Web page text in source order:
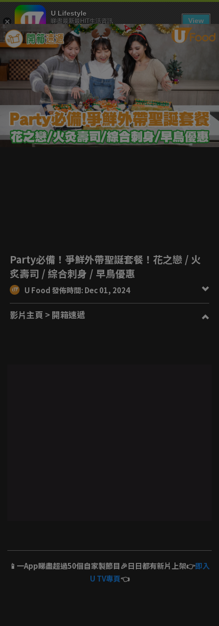
下載 U Lifestyle App
Party必備！爭鮮外帶聖誕套餐！花之戀 / 火
炙壽司 / 綜合刺身 / 早鳥優惠
U Food 發佈時間: Dec 01, 2024
影片主頁 > 開箱速遞
📱一App睇盡超過50個自家製節目🎉日日都有新片上架👉即入
U TV專頁👈
U Lifestyle
睇盡最新最HIT生活資訊
FREE - In Google Play
View